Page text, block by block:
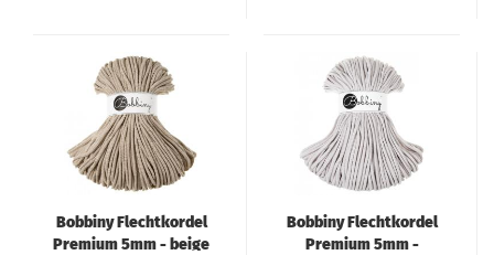
Bobbiny Flechtkordel
Premium 5mm - beige
Bobbiny Flechtkordel
Premium 5mm -